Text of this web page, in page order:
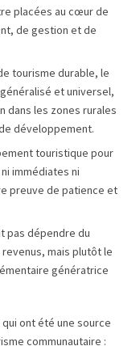
placées au cœur de
de gestion et de
tourisme durable, le
et universel,
dans les zones rurales
développement.
touristique pour
immédiates ni
preuve de patience et
pas dépendre du
mais plutôt le
génératrice
ont été une source
communautaire :